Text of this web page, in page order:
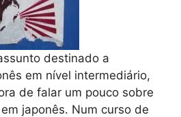
o
o
k
i
n
k
destinado a
em nível intermediário,
de falar um pouco sobre
japonês. Num curso de